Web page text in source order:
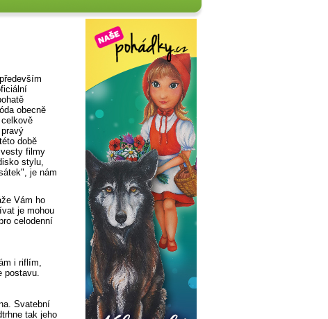
obecně
době
filmy
stylu,
je nám
Vám ho
je mohou
celodenní
i riflím,
Svatební
tak jeho